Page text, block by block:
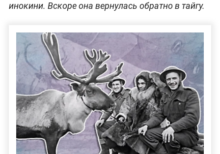
инокини. Вскоре она вернулась обратно в тайгу.